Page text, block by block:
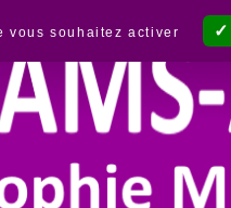
vous souhaitez activer